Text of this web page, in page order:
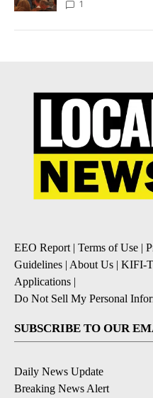
Local News 8
1
EEO Report | Terms of Use |
Guidelines | About Us | KIFI-
Applications |
Do Not Sell My Personal
SUBSCRIBE TO OUR
Daily News Update
Breaking News Alert